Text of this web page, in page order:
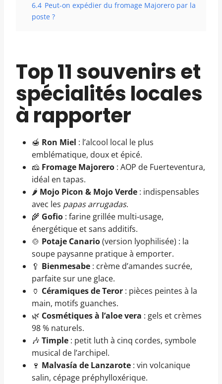
6.4 Peut-on expédier du fromage Majorero par la
poste ?
Top 11 souvenirs et
spécialités locales
à rapporter
🍯 Ron Miel : l’alcool local le plus
emblématique, doux et épicé.
🧀 Fromage Majorero : AOP de Fuerteventura,
idéal en tapas.
🌶️ Mojo Picon & Mojo Verde : indispensables
avec les papas arrugadas.
🌾 Gofio : farine grillée multi‐usage,
énergétique et sans additifs.
🍲 Potaje Canario(version lyophilisée) : la
soupe paysanne pratique à emporter.
🥄 Bienmesabe : crème d’amandes sucrée,
parfaite sur une glace.
🏺 Céramiques de Teror : pièces peintes à la
main, motifs guanches.
🌿 Cosmétiques à l’aloe vera : gels et crèmes
98 % naturels.
🎶 Timple : petit luth à cinq cordes, symbole
musical de l’archipel.
🍷 Malvasía de Lanzarote : vin volcanique
salin, cépage préphylloxérique.